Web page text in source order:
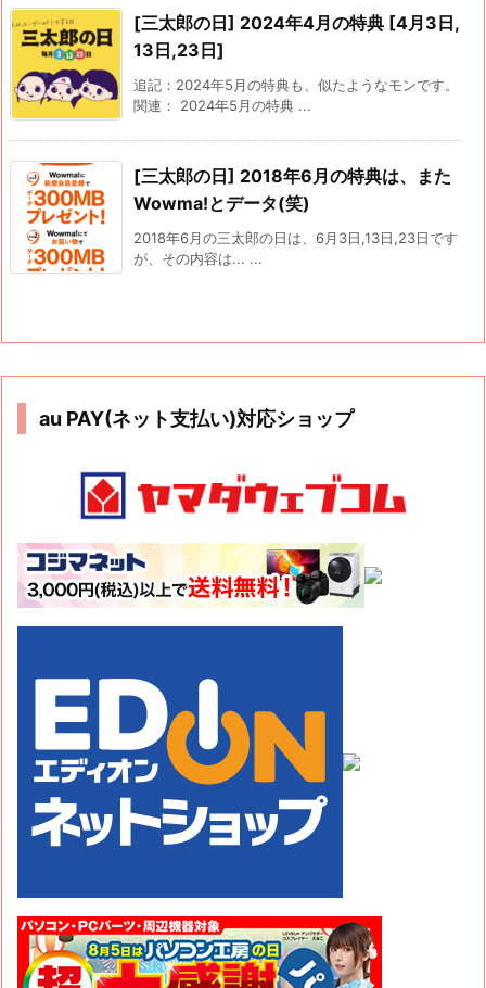
[三太郎の日] 2024年4月の特典 [4月3日,
13日,23日]
追記：2024年5月の特典も、似たようなモンです。
関連： 2024年5月の特典 ...
[三太郎の日] 2018年6月の特典は、また
Wowma!とデータ(笑)
2018年6月の三太郎の日は、6月3日,13日,23日です
が、その内容は... ...
au PAY(ネット支払い)対応ショップ